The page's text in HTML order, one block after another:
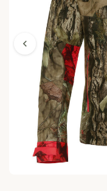
chevron_left